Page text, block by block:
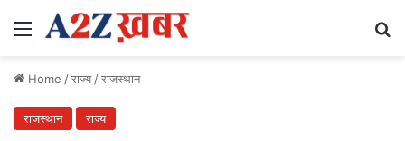
Menu
Home /राज्य/राजस्थान
राजस्थान राज्य